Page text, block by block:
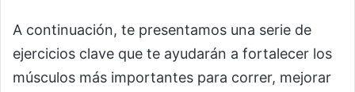
A continuación, te presentamos una serie de
ejercicios clave que te ayudarán a fortalecer los
músculos más importantes para correr, mejorar